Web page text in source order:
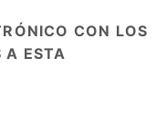
CON LOS
A ESTA